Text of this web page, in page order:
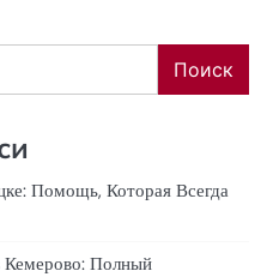
Поиск
Помощь, Которая Всегда
Кемерово: Полный